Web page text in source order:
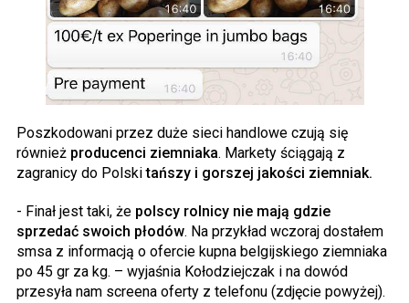
Poszkodowani przez duże sieci handlowe czują się
również producenci ziemniaka. Markety ściągają z
zagranicy do Polskitańszy i gorszej jakości ziemniak.
- Finał jest taki, że polscy rolnicy nie mają gdzie
sprzedać swoich płodów. Na przykład wczoraj dostałem
smsa z informacją o ofercie kupna belgijskiego ziemniaka
po 45 gr za kg. – wyjaśnia Kołodziejczak i na dowód
przesyła nam screena oferty z telefonu (zdjęcie powyżej).